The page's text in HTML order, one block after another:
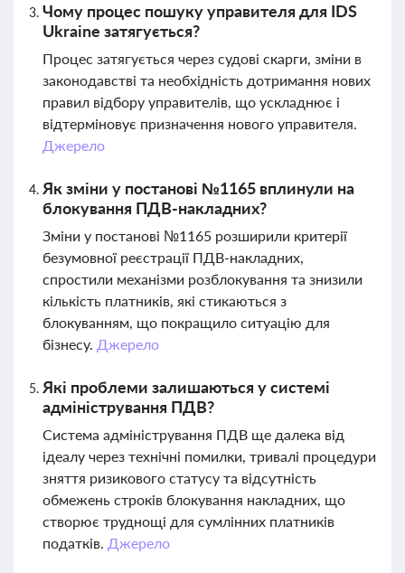
Чому процес пошуку управителя для IDS
Ukraine затягується?
Процес затягується через судові скарги, зміни в
законодавстві та необхідність дотримання нових
правил відбору управителів, що ускладнює і
відтерміновує призначення нового управителя.
Джерело
Як зміни у постанові №1165 вплинули на
блокування ПДВ-накладних?
Зміни у постанові №1165 розширили критерії
безумовної реєстрації ПДВ-накладних,
спростили механізми розблокування та знизили
кількість платників, які стикаються з
блокуванням, що покращило ситуацію для
бізнесу. Джерело
Які проблеми залишаються у системі
адміністрування ПДВ?
Система адміністрування ПДВ ще далека від
ідеалу через технічні помилки, тривалі процедури
зняття ризикового статусу та відсутність
обмежень строків блокування накладних, що
створює труднощі для сумлінних платників
податків. Джерело